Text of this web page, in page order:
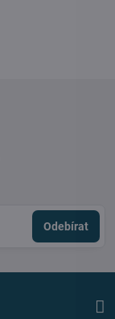
Odebírat